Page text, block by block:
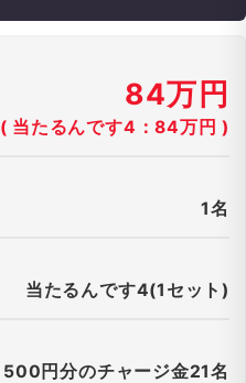
84万円
( 当たるんです4：84万円 )
1名
当たるんです4(1セット)
500円分のチャージ金21名